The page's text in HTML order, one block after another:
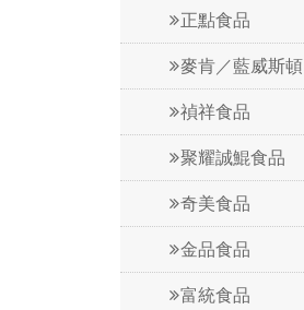
正點食品
麥肯／藍威斯頓
禎祥食品
聚耀誠鯤食品
奇美食品
金品食品
富統食品